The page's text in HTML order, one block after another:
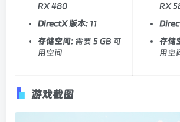
RX 480
DirectX 版本: 11
存储空间: 需要 5 GB 可
用空间
RX
存储
用空
游戏截图